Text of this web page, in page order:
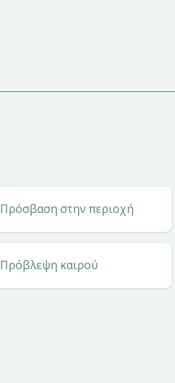
Πρόσβαση στην περιοχή
Πρόβλεψη καιρού